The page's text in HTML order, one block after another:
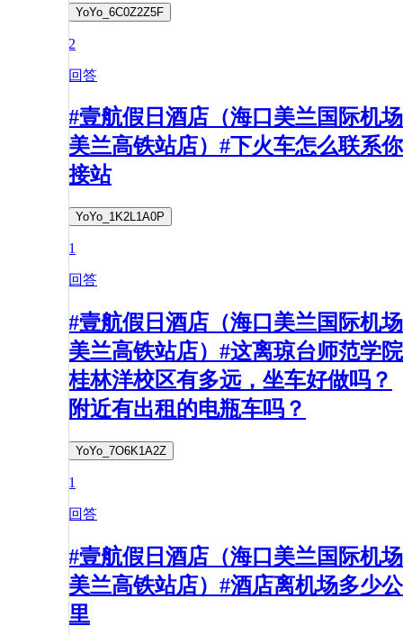
YoYo_6C0Z2Z5F
2
回答
#壹航假日酒店（海口美兰国际机场
美兰高铁站店）#下火车怎么联系你
接站
YoYo_1K2L1A0P
1
回答
#壹航假日酒店（海口美兰国际机场
美兰高铁站店）#这离琼台师范学院
桂林洋校区有多远，坐车好做吗？
附近有出租的电瓶车吗？
YoYo_7O6K1A2Z
1
回答
#壹航假日酒店（海口美兰国际机场
美兰高铁站店）#酒店离机场多少公
里